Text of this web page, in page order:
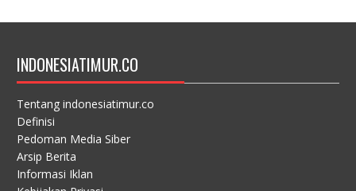
INDONESIATIMUR.CO
Tentang indonesiatimur.co
Definisi
Pedoman Media Siber
Arsip Berita
Informasi Iklan